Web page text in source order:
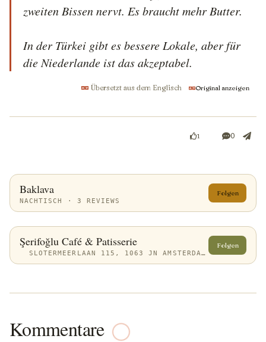
zweiten Bissen nervt. Es braucht mehr Butter.
In der Türkei gibt es bessere Lokale, aber für
die Niederlande ist das akzeptabel.
Übersetzt aus dem Englisch Original anzeigen
1 0
Baklava
NACHTISCH · 3 REVIEWS
Folgen
Şerifoğlu Café & Patisserie
SLOTERMEERLAAN 115, 1063 JN AMSTERDAM, NETHERLANDS
Folgen
Kommentare